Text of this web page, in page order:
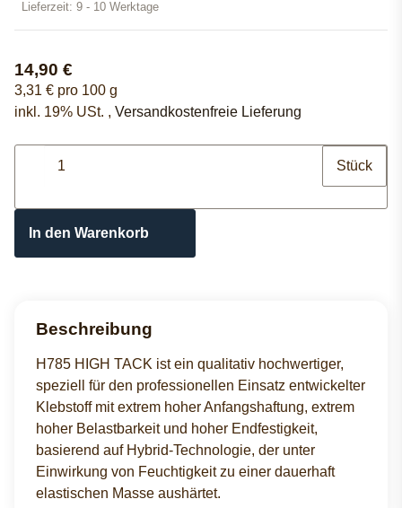
Lieferzeit: 9 - 10 Werktage
14,90 €
3,31 € pro 100 g
inkl. 19% USt. , Versandkostenfreie Lieferung
Stück
In den Warenkorb
Beschreibung
H785 HIGH TACK ist ein qualitativ hochwertiger,
speziell für den professionellen Einsatz entwickelter
Klebstoff mit extrem hoher Anfangshaftung, extrem
hoher Belastbarkeit und hoher Endfestigkeit,
basierend auf Hybrid-Technologie, der unter
Einwirkung von Feuchtigkeit zu einer dauerhaft
elastischen Masse aushärtet.